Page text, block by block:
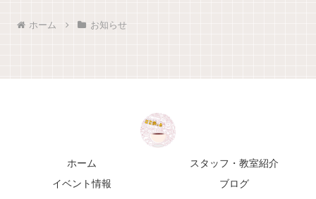
ホーム お知らせ
ホーム
スタッフ・教室紹介
イベント情報
ブログ